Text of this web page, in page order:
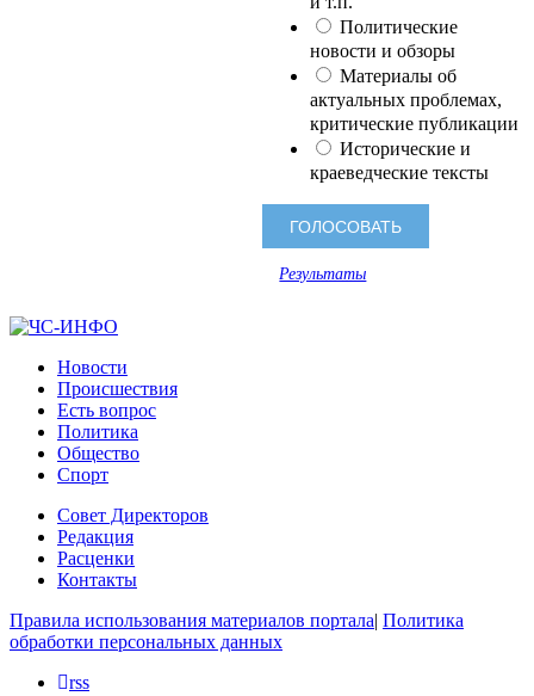
Политические
новости и обзоры
Материалы об
актуальных проблемах,
критические публикации
Исторические и
краеведческие тексты
Результаты
Новости
Происшествия
Есть вопрос
Политика
Общество
Спорт
Совет Директоров
Редакция
Расценки
Контакты
Правила использования материалов портала| Политика
обработки персональных данных
rss